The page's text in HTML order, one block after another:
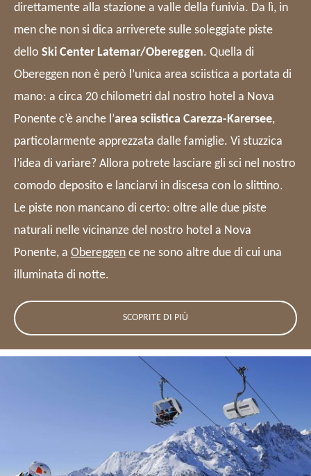
direttamente alla stazione a valle della funivia. Da lì, in
men che non si dica arriverete sulle soleggiate piste
dello Ski Center Latemar/Obereggen. Quella di
Obereggen non è però l’unica area sciistica a portata di
mano: a circa 20 chilometri dal nostro hotel a Nova
Ponente c’è anche l’area sciistica Carezza-Karersee,
particolarmente apprezzata dalle famiglie. Vi stuzzica
l’idea di variare? Allora potrete lasciare gli sci nel nostro
comodo deposito e lanciarvi in discesa con lo slittino.
Le piste non mancano di certo: oltre alle due piste
naturali nelle vicinanze del nostro hotel a Nova
Ponente, a Obereggen ce ne sono altre due di cui una
illuminata di notte.
SCOPRITE DI PIÙ